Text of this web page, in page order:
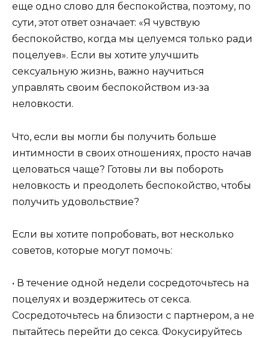
еще одно слово для беспокойства, поэтому, по
сути, этот ответ означает: «Я чувствую
беспокойство, когда мы целуемся только ради
поцелуев». Если вы хотите улучшить
сексуальную жизнь, важно научиться
управлять своим беспокойством из-за
неловкости.
Что, если вы могли бы получить больше
интимности в своих отношениях, просто начав
целоваться чаще? Готовы ли вы побороть
неловкость и преодолеть беспокойство, чтобы
получить удовольствие?
Если вы хотите попробовать, вот несколько
советов, которые могут помочь:
• В течение одной недели сосредоточьтесь на
поцелуях и воздержитесь от секса.
Сосредоточьтесь на близости с партнером, а не
пытайтесь перейти до секса. Фокусируйтесь